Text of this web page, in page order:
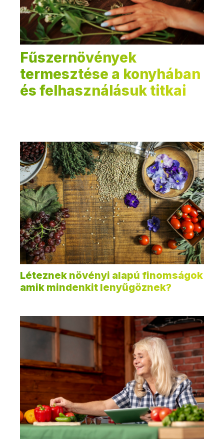
Fűszernövények
termesztése a konyhában
és felhasználásuk titkai
Léteznek növényi alapú finomságok
amik mindenkit lenyűgöznek?